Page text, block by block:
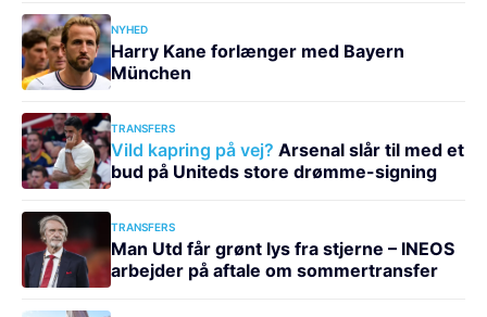
NYHED
Harry Kane forlænger med Bayern
München
TRANSFERS
Vild kapring på vej? Arsenal slår til med et
bud på Uniteds store drømme-signing
TRANSFERS
Man Utd får grønt lys fra stjerne – INEOS
arbejder på aftale om sommertransfer